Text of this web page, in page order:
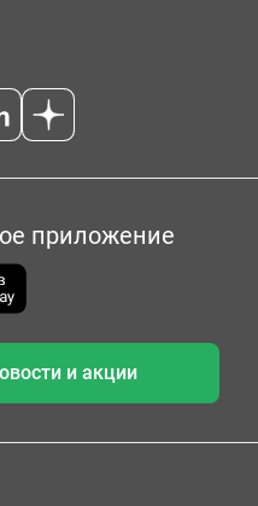
приложение
и акции